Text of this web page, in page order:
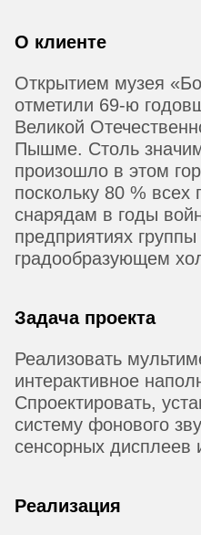
О клиенте
Открытием музея
отметили 69-ю
Великой
Пышме. Столь
произошло в этом
поскольку 80 % всех
снарядам в годы
предприятиях
градообразующем
Задача проекта
Реализовать
интерактивное
Спроектировать,
систему фонового
сенсорных дисплеев
Реализация